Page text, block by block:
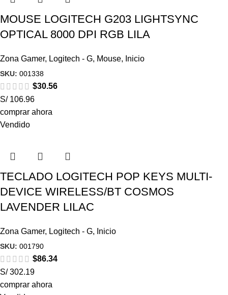
MOUSE LOGITECH G203 LIGHTSYNC
OPTICAL 8000 DPI RGB LILA
Zona Gamer, Logitech - G, Mouse, Inicio
SKU: 001338
$30.56
S/ 106.96
comprar ahora
Vendido
TECLADO LOGITECH POP KEYS MULTI-
DEVICE WIRELESS/BT COSMOS
LAVENDER LILAC
Zona Gamer, Logitech - G, Inicio
SKU: 001790
$86.34
S/ 302.19
comprar ahora